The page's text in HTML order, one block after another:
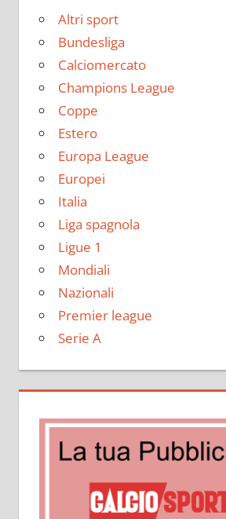
Altri sport
Bundesliga
Calciomercato
Champions League
Coppe
Estero
Europa League
Europei
Italia
Liga spagnola
Ligue 1
Mondiali
Nazionali
Premier league
Serie A